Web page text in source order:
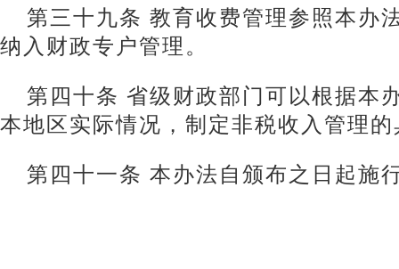
第三十九条 教育收费管理参照本办
纳入财政专户管理。
第四十条 省级财政部门可以根据本
本地区实际情况，制定非税收入管理
第四十一条 本办法自颁布之日起施